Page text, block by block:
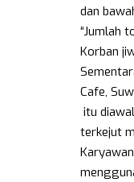
dan
“Jumlah
Korban
Cafe,
itu
terkejut